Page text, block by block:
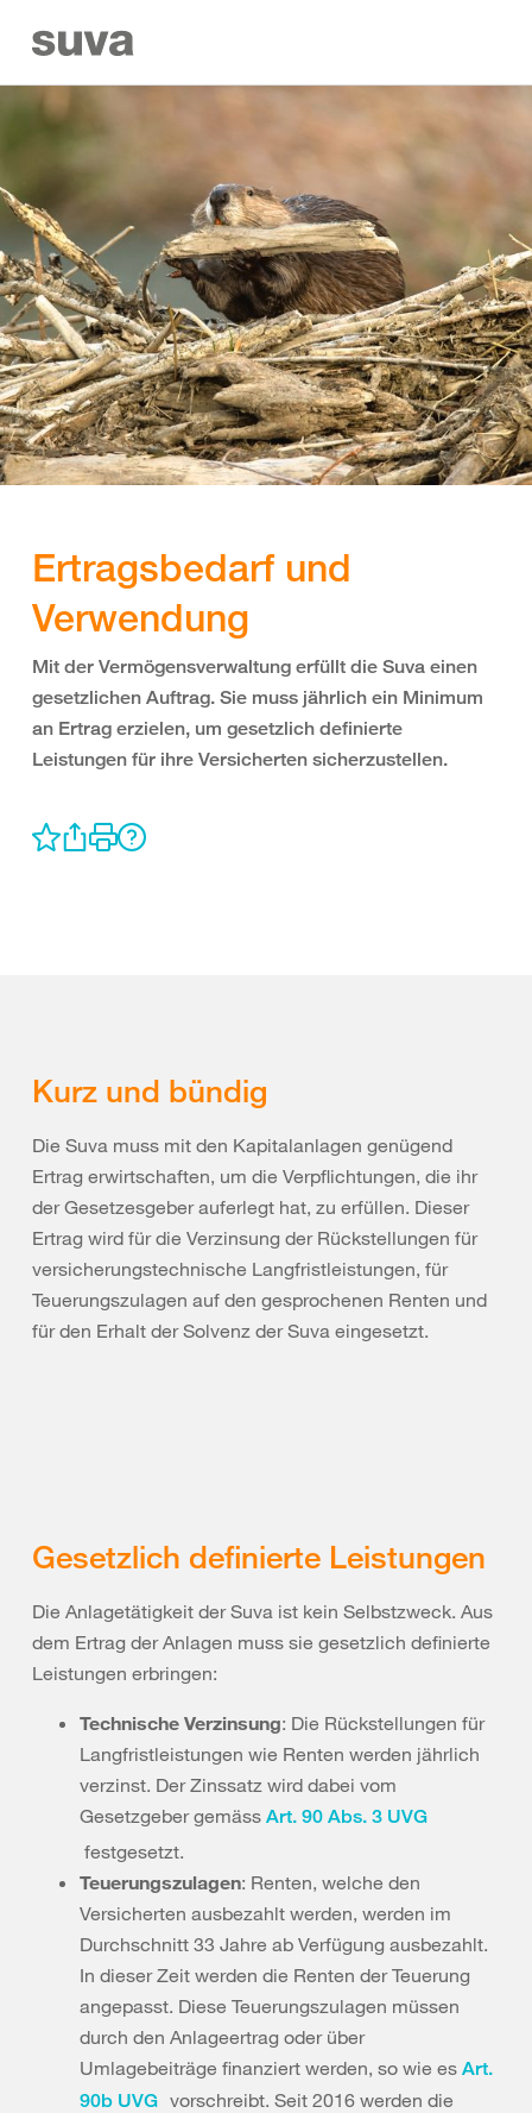
Ertragsbedarf und
Verwendung
Mit der Vermögensverwaltung erfüllt die Suva einen
gesetzlichen Auftrag. Sie muss jährlich ein Minimum
an Ertrag erzielen, um gesetzlich definierte
Leistungen für ihre Versicherten sicherzustellen.
Kurz und bündig
Die Suva muss mit den Kapitalanlagen genügend
Ertrag erwirtschaften, um die Verpflichtungen, die ihr
der Gesetzesgeber auferlegt hat, zu erfüllen. Dieser
Ertrag wird für die Verzinsung der Rückstellungen für
versicherungstechnische Langfristleistungen, für
Teuerungszulagen auf den gesprochenen Renten und
für den Erhalt der Solvenz der Suva eingesetzt.
Gesetzlich definierte Leistungen
Die Anlagetätigkeit der Suva ist kein Selbstzweck. Aus
dem Ertrag der Anlagen muss sie gesetzlich definierte
Leistungen erbringen:
Technische Verzinsung: Die Rückstellungen für
Langfristleistungen wie Renten werden jährlich
verzinst. Der Zinssatz wird dabei vom
Gesetzgeber gemäss Art. 90 Abs. 3 UVG
festgesetzt.
Teuerungszulagen: Renten, welche den
Versicherten ausbezahlt werden, werden im
Durchschnitt 33 Jahre ab Verfügung ausbezahlt.
In dieser Zeit werden die Renten der Teuerung
angepasst. Diese Teuerungszulagen müssen
durch den Anlageertrag oder über
Umlagebeiträge finanziert werden, so wie es Art.
90b UVG vorschreibt. Seit 2016 werden die